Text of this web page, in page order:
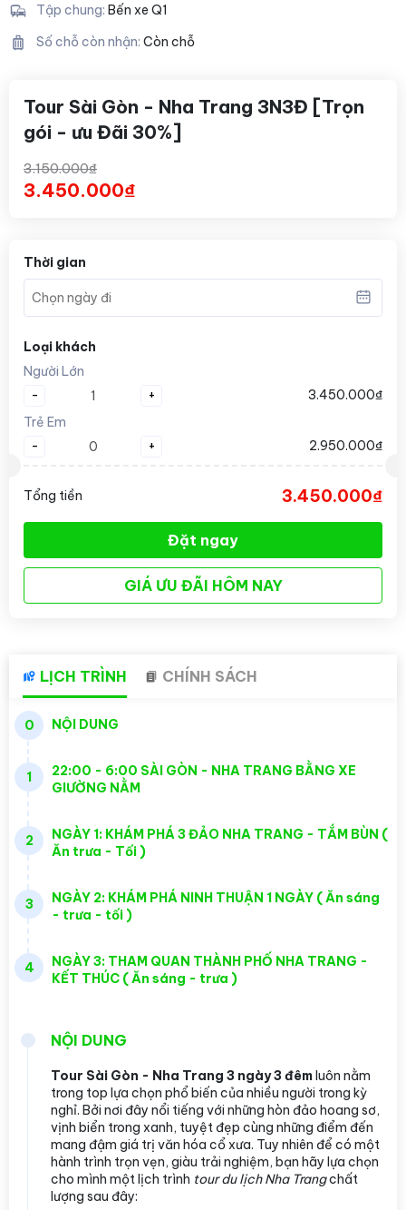
Tập chung: Bến xe Q1
Số chỗ còn nhận: Còn chỗ
Tour Sài Gòn - Nha Trang 3N3Đ [Trọn
gói - ưu Đãi 30%]
3.150.000₫
3.450.000₫
Thời gian
Loại khách
Người Lớn
-
+
3.450.000₫
Trẻ Em
-
+ 2.950.000₫
Tổng tiền 3.450.000₫
Đặt ngay
GIÁ ƯU ĐÃI HÔM NAY
LỊCH TRÌNH CHÍNH SÁCH
0 NỘI DUNG
1
22:00 - 6:00 SÀI GÒN - NHA TRANG BẰNG XE
GIƯỜNG NẰM
2
NGÀY 1: KHÁM PHÁ 3 ĐẢO NHA TRANG - TẮM BÙN (
Ăn trưa - Tối )
3
NGÀY 2: KHÁM PHÁ NINH THUẬN 1 NGÀY ( Ăn sáng
- trưa - tối )
4
NGÀY 3: THAM QUAN THÀNH PHỐ NHA TRANG -
KẾT THÚC ( Ăn sáng - trưa )
NỘI DUNG
Tour Sài Gòn - Nha Trang 3 ngày 3 đêmluôn nằm
trong top lựa chọn phổ biến của nhiều người trong kỳ
nghỉ. Bởi nơi đây nổi tiếng với những hòn đảo hoang sơ,
vịnh biển trong xanh, tuyệt đẹp cùng những điểm đến
mang đậm giá trị văn hóa cổ xưa. Tuy nhiên để có một
hành trình trọn vẹn, giàu trải nghiệm, bạn hãy lựa chọn
cho mình một lịch trình tour du lịch Nha Trangchất
lượng sau đây: